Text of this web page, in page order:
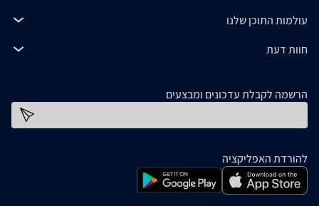
עולמות התוכן שלנו
חוות דעת
הרשמה לקבלת עדכונים ומבצעים
להורדת האפליקציה